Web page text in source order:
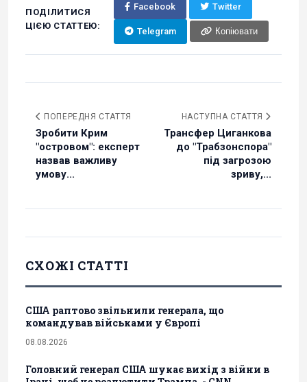
ПОДІЛИТИСЯ
ЦІЄЮ СТАТТЕЮ:
Facebook Twitter
Telegram Копіювати
ПОПЕРЕДНЯ СТАТТЯ
Зробити Крим
"островом": експерт
назвав важливу
умову...
НАСТУПНА СТАТТЯ
Трансфер Циганкова
до "Трабзонспора"
під загрозою
зриву,...
СХОЖІ СТАТТІ
США раптово звільнили генерала, що
командував військами у Європі
08.08.2026
Головний генерал США шукає вихід з війни в